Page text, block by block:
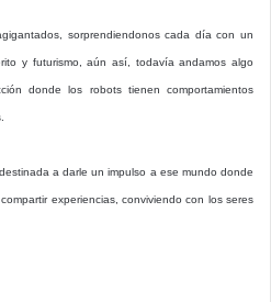
sorprendiendonos cada día con un
y futurismo, aún así, todavía andamos algo
donde los robots tienen comportamientos
a darle un impulso a ese mundo donde
experiencias, conviviendo con los seres